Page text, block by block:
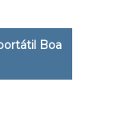
Boa